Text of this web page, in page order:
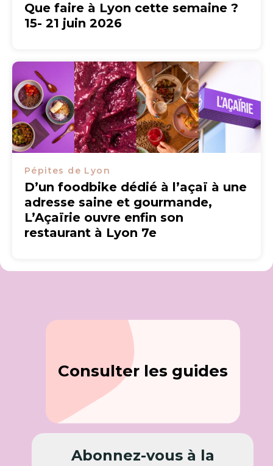
Que faire à Lyon cette semaine ?
15- 21 juin 2026
Pépites de Lyon
D’un foodbike dédié à l’açaï à une
adresse saine et gourmande,
L’Açaïrie ouvre enfin son
restaurant à Lyon 7e
Consulter les guides
Abonnez-vous à la